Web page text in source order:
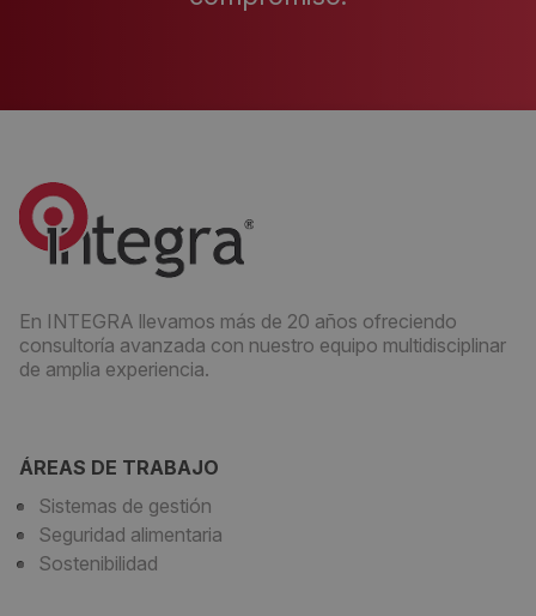
En INTEGRA llevamos más de 20 años ofreciendo
consultoría avanzada con nuestro equipo multidisciplinar
de amplia experiencia.
ÁREAS DE TRABAJO
Sistemas de gestión
Seguridad alimentaria
Sostenibilidad